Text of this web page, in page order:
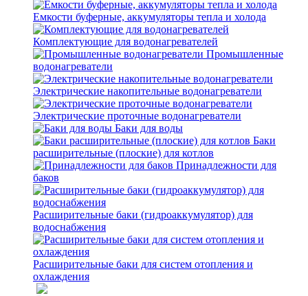
Емкости буферные, аккумуляторы тепла и холода
Комплектующие для водонагревателей
Промышленные
водонагреватели
Электрические накопительные водонагреватели
Электрические проточные водонагреватели
Баки для воды
Баки
расширительные (плоские) для котлов
Принадлежности для
баков
Расширительные баки (гидроаккумулятор) для
водоснабжения
Расширительные баки для систем отопления и
охлаждения